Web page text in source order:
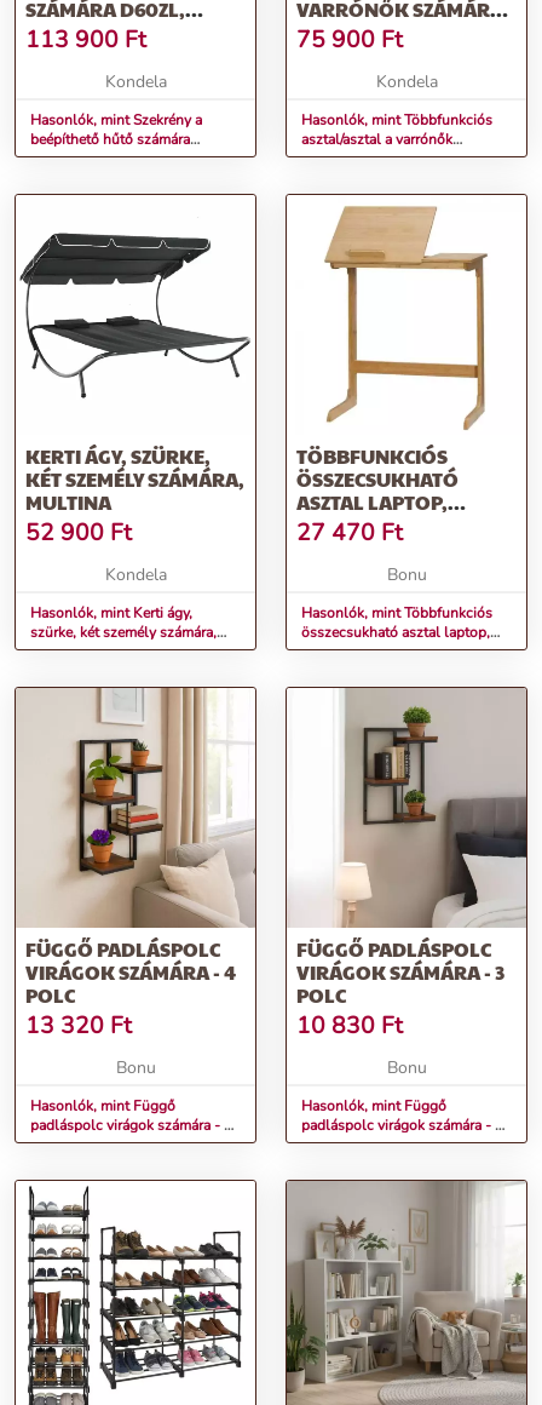
SZÁMÁRA D60ZL,
BALOS, FEHÉR/SOSNA
ANDERSEN, PROVANCE
113 900 Ft
Kondela
Hasonlók, mint Szekrény a
beépíthető hűtő számára
D60ZL, balos, fehér/sosna
VARRÓNŐK SZÁMÁRA,
FEHÉR, TAILOR
75 900 Ft
Kondela
Hasonlók, mint Többfunkciós
asztal/asztal a varrónők
számára, fehér, TAILOR
KERTI ÁGY, SZÜRKE,
KÉT SZEMÉLY SZÁMÁRA,
MULTINA
52 900 Ft
Kondela
Hasonlók, mint Kerti ágy,
szürke, két személy számára,
MULTINA
TÖBBFUNKCIÓS
ÖSSZECSUKHATÓ
ASZTAL LAPTOP,
TABLET VAGY KÖNYV
SZÁMÁRA
27 470 Ft
Bonu
Hasonlók, mint Többfunkciós
összecsukható asztal laptop,
tablet vagy könyv számára
FÜGGŐ PADLÁSPOLC
VIRÁGOK SZÁMÁRA - 4
POLC
13 320 Ft
Bonu
Hasonlók, mint Függő
padláspolc virágok számára - 4
polc
FÜGGŐ PADLÁSPOLC
VIRÁGOK SZÁMÁRA - 3
POLC
10 830 Ft
Bonu
Hasonlók, mint Függő
padláspolc virágok számára - 3
polc